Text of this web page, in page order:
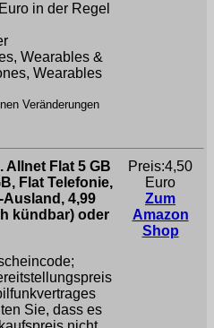
in der Regel
Wearables &
Wearables
Veränderungen
Allnet Flat 5 GB
Flat Telefonie,
Ausland, 4,99
kündbar) oder
Sie, dass es
Preis:4,50
Euro
Zum
Amazon
Shop